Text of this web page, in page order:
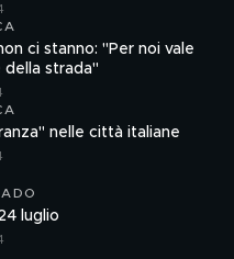
fumante
ci stanno: "Per noi vale
della strada"
nelle città italiane
luglio